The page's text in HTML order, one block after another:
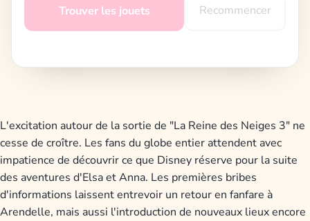
Trouver les jouets Recommencer
L'excitation autour de la sortie de "La Reine des Neiges 3" ne
cesse de croître. Les fans du globe entier attendent avec
impatience de découvrir ce que Disney réserve pour la suite
des aventures d'Elsa et Anna. Les premières bribes
d'informations laissent entrevoir un retour en fanfare à
Arendelle, mais aussi l'introduction de nouveaux lieux encore